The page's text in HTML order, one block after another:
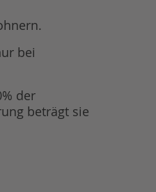
bei
der
beträgt sie